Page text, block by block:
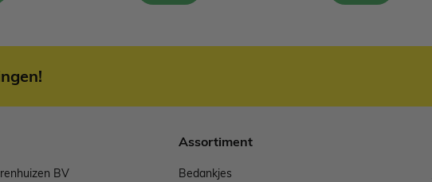
BV
Assortiment
Bedankjes